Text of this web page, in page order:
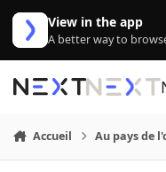
Aller au contenu
View in the app
A better way to
Accueil Au pays de